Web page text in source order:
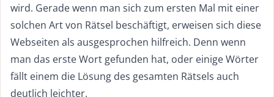
wird. Gerade wenn man sich zum ersten Mal mit einer
solchen Art von Rätsel beschäftigt, erweisen sich diese
Webseiten als ausgesprochen hilfreich. Denn wenn
man das erste Wort gefunden hat, oder einige Wörter
fällt einem die Lösung des gesamten Rätsels auch
deutlich leichter.